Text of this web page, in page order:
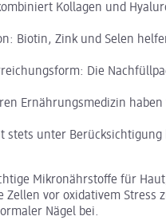
Kollagen und
Biotin, Zink und Selen
Die
Ernährungsmedizin
stets unter
Mikronährstoffe für
Zellen vor oxidativem
Nägel bei.